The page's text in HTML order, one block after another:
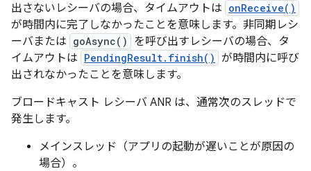
出さないレシーバの場合、タイムアウトは onReceive()
が時間内に完了しなかったことを意味します。非同期レシ
ーバまたは goAsync()
を呼び出すレシーバの場合、タ
イムアウトは PendingResult.finish() が時間内に呼び
出されなかったことを意味します。
ブロードキャスト レシーバ ANR は、通常次のスレッドで
発生します。
メインスレッド（アプリの起動が遅いことが原因の
場合）。